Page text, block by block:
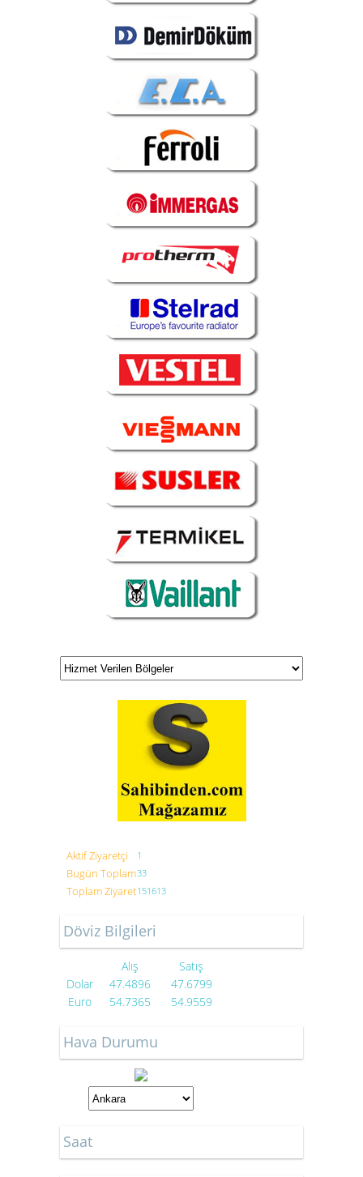
Aktif Ziyaretçi 1
Bugün Toplam33
Toplam Ziyaret151613
Döviz Bilgileri
Alış
Satış
Dolar
47.4896
47.6799
Euro
54.7365 54.9559
Hava Durumu
Saat